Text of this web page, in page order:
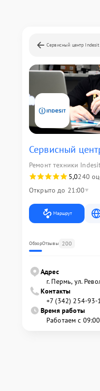
Сервисный центр Indesit
Сервисный
Ремонт техники
5,0240
Открыто до 21:00
Маршрут
ОбзорОтзывы 200
Адрес
г. Пермь, ул.
Контакты
+7 (342) 254-93-
Время работы
Работаем с